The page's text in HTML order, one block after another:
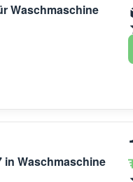
Waschmaschine
in Waschmaschine